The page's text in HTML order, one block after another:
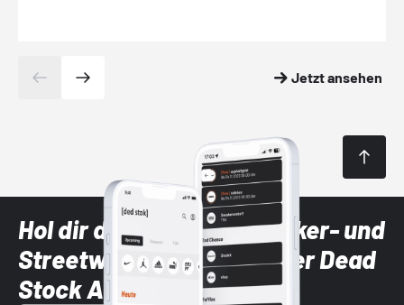
Jetzt ansehen
Hol dir die neuesten Sneaker- und
Streetwear-Brands mit der Dead
Stock App